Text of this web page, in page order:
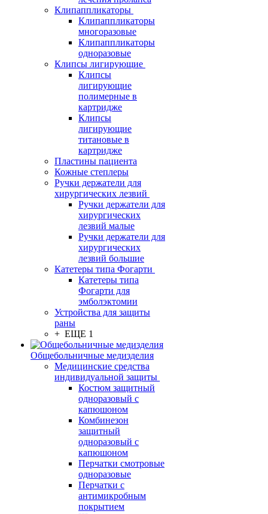
Клипаппликаторы
Клипаппликаторы
многоразовые
Клипаппликаторы
одноразовые
Клипсы лигирующие
Клипсы
лигирующие
полимерные в
картридже
Клипсы
лигирующие
титановые в
картридже
Пластины пациента
Кожные степлеры
Ручки держатели для
хирургических лезвий
Ручки держатели для
хирургических
лезвий малые
Ручки держатели для
хирургических
лезвий большие
Катетеры типа Фогарти
Катетеры типа
Фогарти для
эмболэктомии
Устройства для защиты
раны
+ ЕЩЕ 1
Общебольничные медизделия
Медицинские средства
индивидуальной защиты
Костюм защитный
одноразовый с
капюшоном
Комбинезон
защитный
одноразовый с
капюшоном
Перчатки смотровые
одноразовые
Перчатки с
антимикробным
покрытием